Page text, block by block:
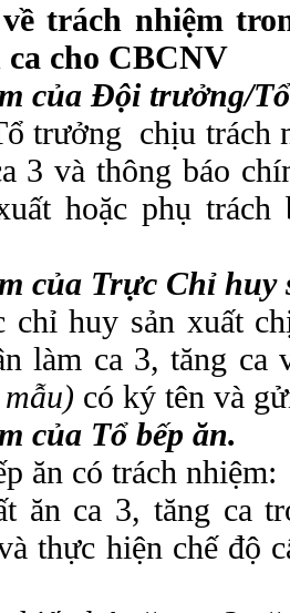
trách nhiệm
ca cho CBCNV
của Đội trưởng/
trưởng chịu trách
3 và thông báo
hoặc phụ trách
của Trực Chỉ huy
chỉ huy sản xuất
làm ca 3, tăng ca
có ký tên và
của Tổ bếp ăn.
ăn có trách nhiệm:
ăn ca 3, tăng ca
thực hiện chế độ